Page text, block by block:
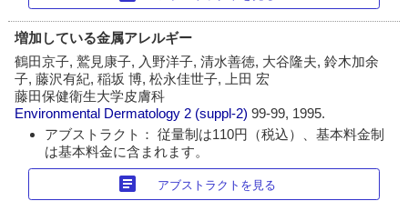
増加している金属アレルギー
鶴田京子, 鷲見康子, 入野洋子, 清水善徳, 大谷隆夫, 鈴木加余
子, 藤沢有紀, 稲坂 博, 松永佳世子, 上田 宏
藤田保健衛生大学皮膚科
Environmental Dermatology 2 (suppl-2)99-99, 1995.
アブストラクト： 従量制は110円（税込）、基本料金制
は基本料金に含まれます。
article アブストラクトを見る